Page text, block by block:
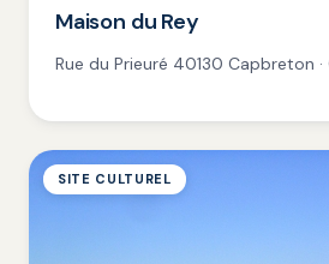
Maison du Rey
Rue du Prieuré 40130 Capbreton
SITE CULTUREL